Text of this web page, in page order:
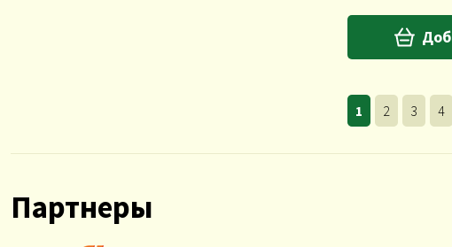
1 2 3 4
Партнеры